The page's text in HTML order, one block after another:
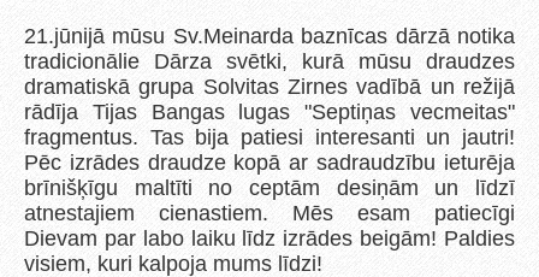
21.jūnijā mūsu Sv.Meinarda baznīcas dārzā notika
tradicionālie Dārza svētki, kurā mūsu draudzes
dramatiskā grupa Solvitas Zirnes vadībā un režijā
rādīja Tijas Bangas lugas "Septiņas vecmeitas"
fragmentus. Tas bija patiesi interesanti un jautri!
Pēc izrādes draudze kopā ar sadraudzību ieturēja
brīnišķīgu maltīti no ceptām desiņām un līdzī
atnestajiem cienastiem. Mēs esam patiecīgi
Dievam par labo laiku līdz izrādes beigām! Paldies
visiem, kuri kalpoja mums līdzi!